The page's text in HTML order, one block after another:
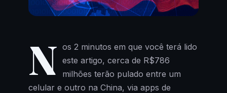
N os 2 minutos em que você terá lido
este artigo, cerca de R$786
milhões terão pulado entre um
celular e outro na China, via apps de